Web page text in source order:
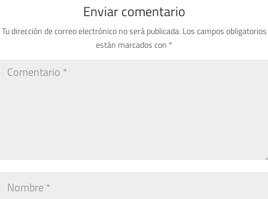
Enviar comentario
Tu dirección de correo electrónico no será publicada. Los campos obligatorios
están marcados con *